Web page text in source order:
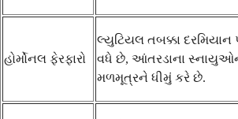
હોર્મોનલ ફેરફારો
લ્યુટિયલ તબક્કા દરમિયાન
વધે છે, આંતરડાના
મળમૂત્રને ધીમું કરે છે.